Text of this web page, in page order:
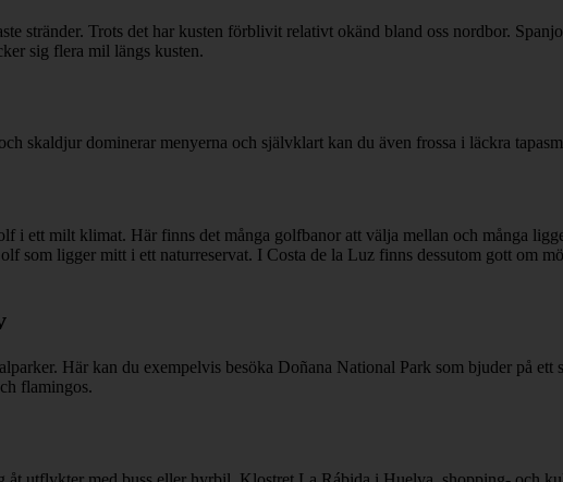
stränder. Trots det har kusten förblivit relativt okänd bland oss nordbor.
sig flera mil längs kusten.
skaldjur dominerar menyerna och självklart kan du även frossa i läckra
i ett milt klimat. Här finns det många golfbanor att välja mellan och många
som ligger mitt i ett naturreservat. I Costa de la Luz finns dessutom gott om
Här kan du exempelvis besöka Doñana National Park som bjuder på
flamingos.